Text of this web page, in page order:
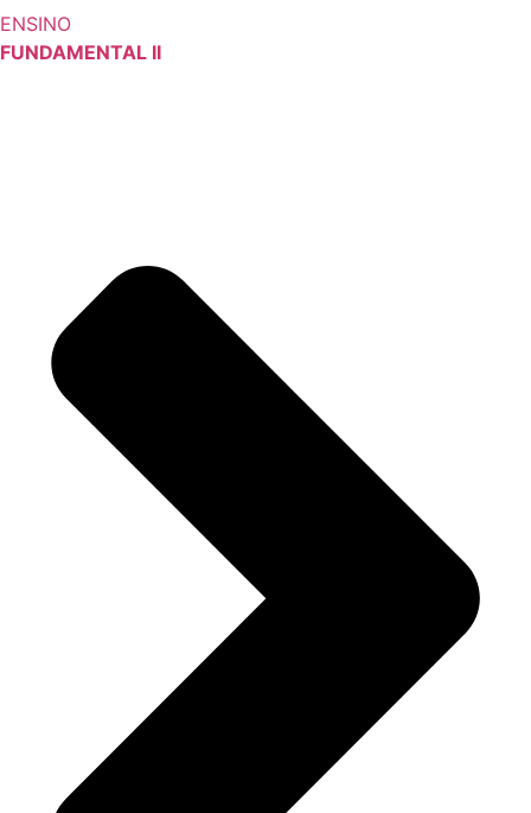
ENSINO
FUNDAMENTAL II